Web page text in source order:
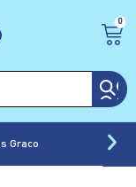
0
Graco